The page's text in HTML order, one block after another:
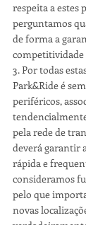
respeita a estes
perguntamos
de forma a
competitividade
3. Por todas
Park&Ride é
periféricos,
pela rede de
deverá garantir
rápida e
consideramos
pelo que
novas